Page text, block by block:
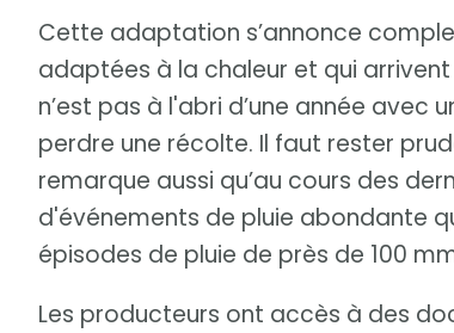
Cette adaptation s’annonce
adaptées à la chaleur et qui
n’est pas à l'abri d’une année avec
perdre une récolte. Il faut rester
remarque aussi qu’au cours des
d'événements de pluie abondante
épisodes de pluie de près de 100
Les producteurs ont accès à des